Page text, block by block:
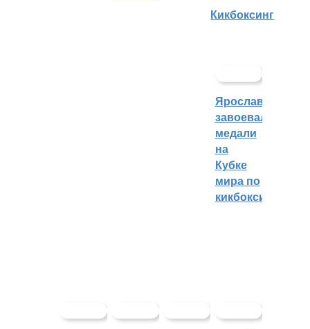
Кикбоксинг
Ярославцы
завоевали
медали
на
Кубке
мира по
кикбоксингу